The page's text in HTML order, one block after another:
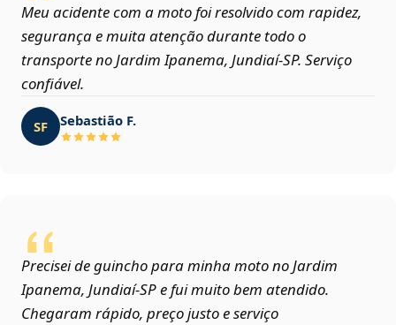
Meu acidente com a moto foi resolvido com rapidez,
segurança e muita atenção durante todo o
transporte no Jardim Ipanema, Jundiaí‑SP. Serviço
confiável.
SF Sebastião F.
Precisei de guincho para minha moto no Jardim
Ipanema, Jundiaí‑SP e fui muito bem atendido.
Chegaram rápido, preço justo e serviço